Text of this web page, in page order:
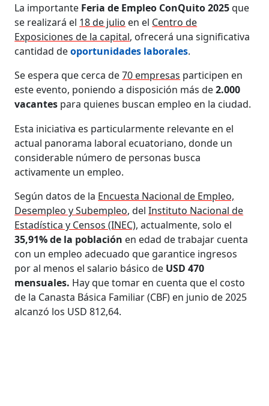
La importante Feria de Empleo ConQuito 2025que
se realizará el 18 de julio en el Centro de
Exposiciones de la capital, ofrecerá una significativa
cantidad deoportunidades laborales.
Se espera que cerca de70 empresas participen en
este evento, poniendo a disposición más de2.000
vacantes para quienes buscan empleo en la ciudad.
Esta iniciativa es particularmente relevante en el
actual panorama laboral ecuatoriano, donde un
considerable número de personas busca
activamente un empleo.
Según datos de la Encuesta Nacional de Empleo,
Desempleo y Subempleo, delInstituto Nacional de
Estadística y Censos (INEC), actualmente, solo el
35,91% de la población en edad de trabajar cuenta
con un empleo adecuado que garantice ingresos
por al menos el salario básico de USD 470
mensuales. Hay que tomar en cuenta que el costo
de la Canasta Básica Familiar (CBF) en junio de 2025
alcanzó los USD 812,64.